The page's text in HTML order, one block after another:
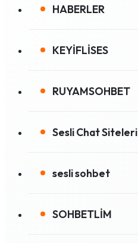
HABERLER
KEYİFLİSES
RUYAMSOHBET
Sesli Chat Siteleri
sesli sohbet
SOHBETLİM